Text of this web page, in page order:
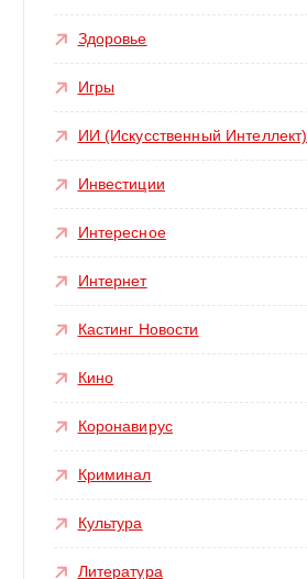
Здоровье
Игры
ИИ (Искусственный Интеллект)
Инвестиции
Интересное
Интернет
Кастинг Новости
Кино
Коронавирус
Криминал
Культура
Литература